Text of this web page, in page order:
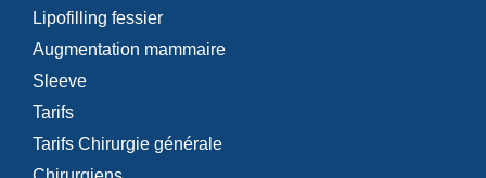
Lipofilling fessier
Augmentation mammaire
Sleeve
Tarifs
Tarifs Chirurgie générale